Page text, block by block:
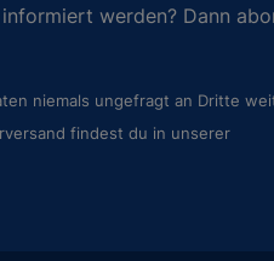
werden? Dann
niemals ungefragt an Dritte
findest du in unserer